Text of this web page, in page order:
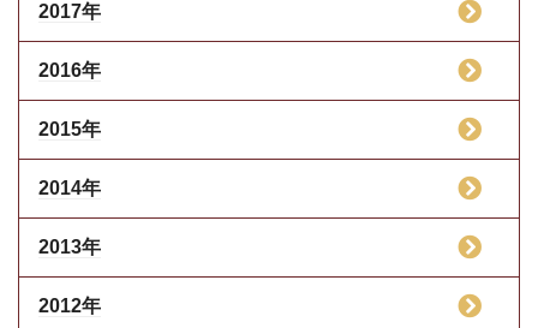
2017年
2016年
2015年
2014年
2013年
2012年